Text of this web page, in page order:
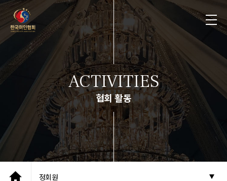
ACTIVITIES
협회 활동
정회원